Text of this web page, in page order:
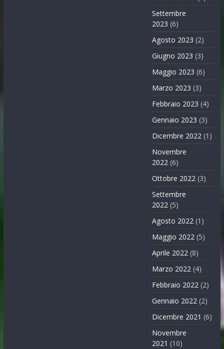
Settembre
2023 (6)
Agosto 2023 (2)
Giugno 2023 (3)
Maggio 2023 (6)
Marzo 2023 (3)
Febbraio 2023 (4)
Gennaio 2023 (3)
Dicembre 2022 (1)
Novembre
2022 (6)
Ottobre 2022 (3)
Settembre
2022 (5)
Agosto 2022 (1)
Maggio 2022 (5)
Aprile 2022 (8)
Marzo 2022 (4)
Febbraio 2022 (2)
Gennaio 2022 (2)
Dicembre 2021 (6)
Novembre
2021 (10)